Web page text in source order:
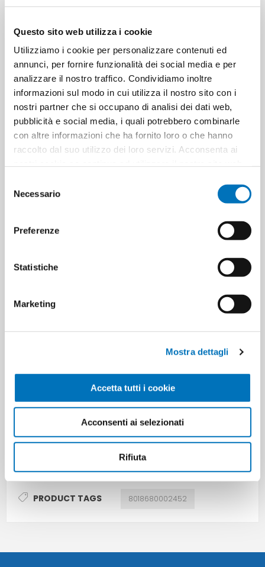
Questo sito web utilizza i cookie
Utilizziamo i cookie per personalizzare contenuti ed
annunci, per fornire funzionalità dei social media e per
analizzare il nostro traffico. Condividiamo inoltre
informazioni sul modo in cui utilizza il nostro sito con i
nostri partner che si occupano di analisi dei dati web,
pubblicità e social media, i quali potrebbero combinarle
con altre informazioni che ha fornito loro o che hanno
raccolto dal suo utilizzo dei loro servizi. Acconsenta ai
delNecessario
Preferenze
Statistiche
Marketing
Mostra dettagli
Accetta tutti i cookie
Acconsenti ai selezionati
Rifiuta
3 in stock
TECNICAL DATA SHEET (ITALIAN)
SECURITY DATA SHEET (ITALIAN)
Pieces per carton 6
PRODUCT TAGS 8018680002452